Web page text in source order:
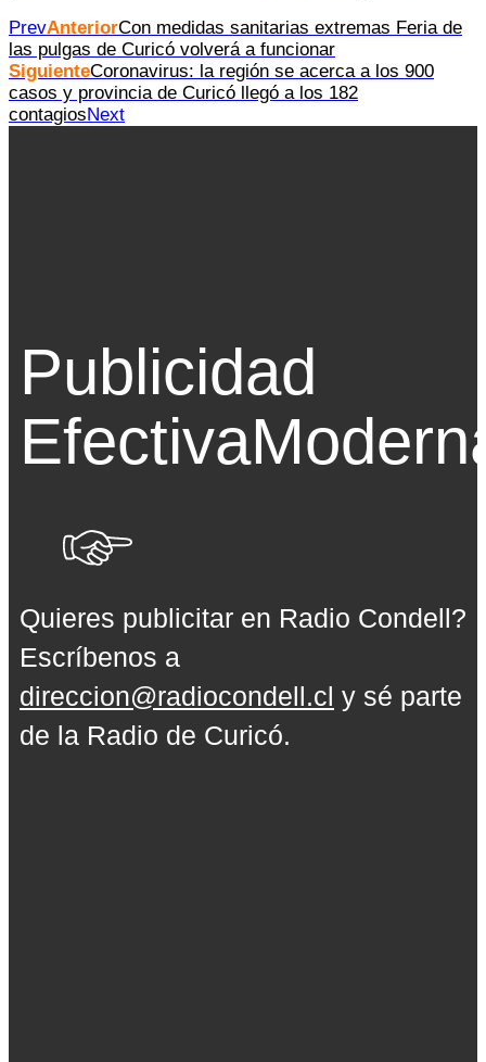
PrevAnteriorCon medidas sanitarias extremas Feria de
las pulgas de Curicó volverá a funcionar
SiguienteCoronavirus: la región se acerca a los 900
casos y provincia de Curicó llegó a los 182
contagiosNext
Publicidad
Efectiva
Quieres publicitar en Radio Condell?
Escríbenos a
direccion@radiocondell.cl y sé parte
de la Radio de Curicó.